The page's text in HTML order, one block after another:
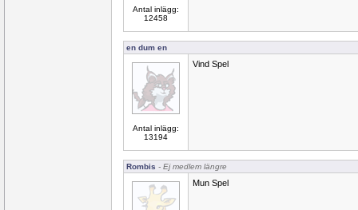
Antal inlägg:
12458
en dum en
Antal inlägg:
13194
Vind Spel
Rombis - Ej medlem längre
Mun Spel